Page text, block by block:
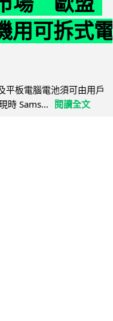
用可拆式電
平板電腦電池須可由用戶
時 Sams...
閱讀全文